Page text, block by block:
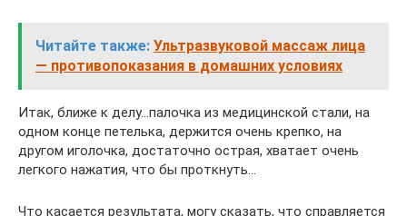
Читайте также: Ультразвуковой массаж лица
— противопоказания в домашних условиях
Итак, ближе к делу…палочка из медицинской стали, на
одном конце петелька, держится очень крепко, на
другом иголочка, достаточно острая, хватает очень
легкого нажатия, что бы проткнуть…
Что касается результата, могу сказать, что справляется